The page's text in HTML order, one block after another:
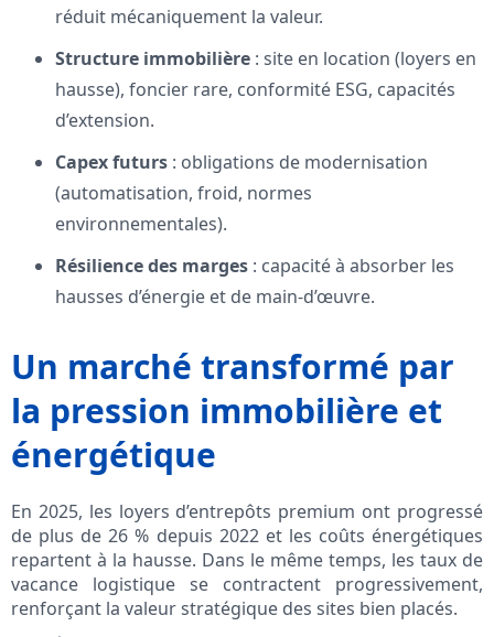
réduit mécaniquement la valeur.
Structure immobilière : site en location (loyers en
hausse), foncier rare, conformité ESG, capacités
d’extension.
Capex futurs : obligations de modernisation
(automatisation, froid, normes
environnementales).
Résilience des marges : capacité à absorber les
hausses d’énergie et de main‑d’œuvre.
Un marché transformé par
la pression immobilière et
énergétique
En 2025, les loyers d’entrepôts premium ont progressé
de plus de 26 % depuis 2022 et les coûts énergétiques
repartent à la hausse. Dans le même temps, les taux de
vacance logistique se contractent progressivement,
renforçant la valeur stratégique des sites bien placés.